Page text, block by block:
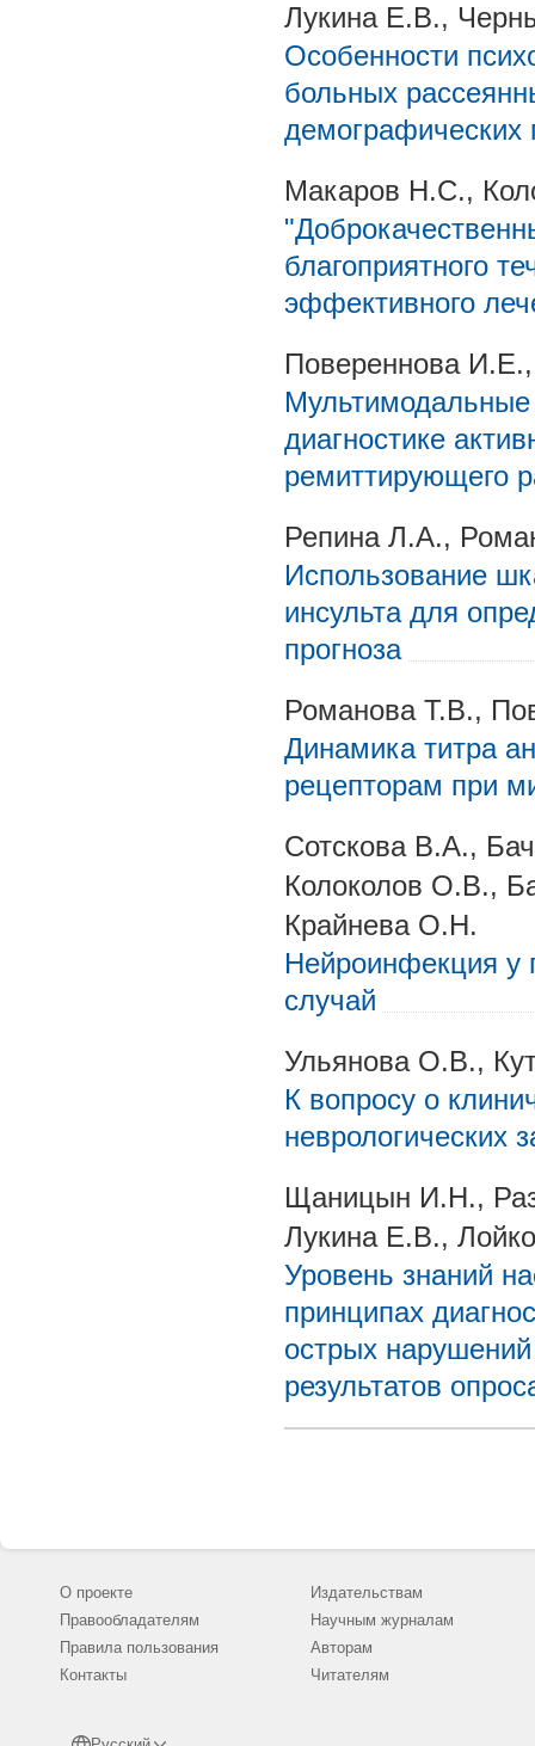
Лукина Е.В.,
Особенности
больных
демографических
Макаров Н.С.,
благоприятного
эффективного
Повереннова
диагностике
ремиттирующего
Репина Л.А.,
Использование
инсульта для
прогноза
Романова Т.В.,
Динамика титра
рецепторам при
Сотскова В.А.,
Колоколов О.В.,
Крайнева О.Н.
Нейроинфекция у
случай
Ульянова О.В.,
К вопросу о
неврологических
Щаницын И.Н.,
Лукина Е.В.,
Уровень знаний
принципах
острых
результатов
О проекте
Правообладателям
Правила пользования
Контакты
Издательствам
Научным журналам
Авторам
Читателям